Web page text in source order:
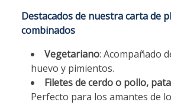
Destacados de nuestra carta de
combinados
Vegetariano: Acompañado
huevo y pimientos.
Filetes de cerdo o pollo,
Perfecto para los amantes de